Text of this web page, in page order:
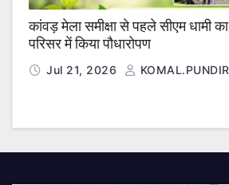
कांवड़ मेला समीक्षा से पहले सीएम धामी
परिसर में किया पौधारोपण
Jul 21, 2026 KOMAL.PUNDIR